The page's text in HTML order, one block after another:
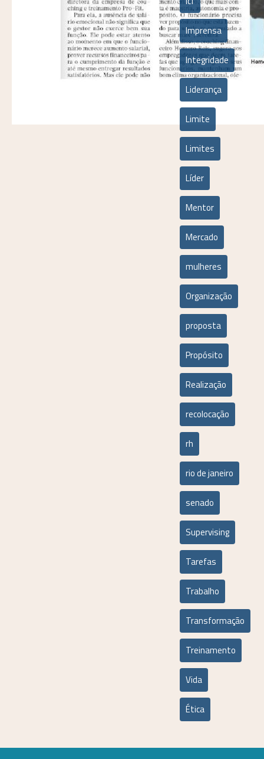
Imprensa
Integridade
Liderança
Limite
Limites
Líder
Mentor
Mercado
mulheres
Organização
proposta
Propósito
Realização
recolocação
rh
rio de janeiro
senado
Supervising
Tarefas
Trabalho
Transformação
Treinamento
Vida
Ética